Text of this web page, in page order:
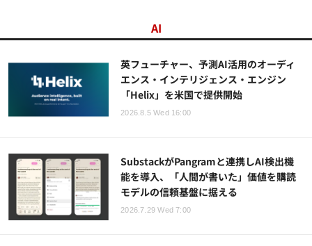
AI
英フューチャー、予測AI活用のオーディ
エンス・インテリジェンス・エンジン
「Helix」を米国で提供開始
2026.8.5 Wed 16:00
SubstackがPangramと連携しAI検出機
能を導入、「人間が書いた」価値を購読
モデルの信頼基盤に据える
2026.7.29 Wed 7:00